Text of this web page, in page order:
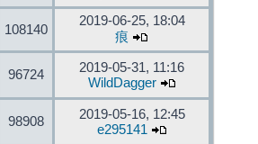
108140
2019-06-25, 18:04
痕
96724
2019-05-31, 11:16
WildDagger
98908
2019-05-16, 12:45
e295141